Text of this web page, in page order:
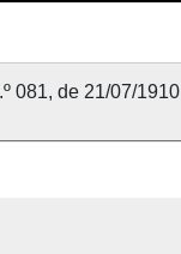
081, de 21/07/1910